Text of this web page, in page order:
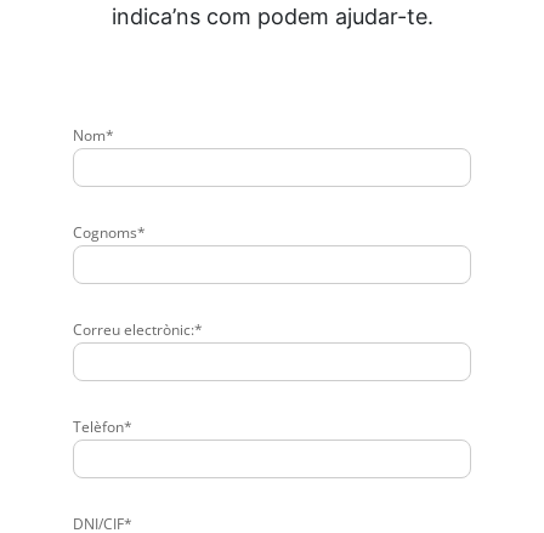
indica’ns com podem ajudar-te.
Nom*
Cognoms*
Correu electrònic:*
Telèfon*
DNI/CIF*